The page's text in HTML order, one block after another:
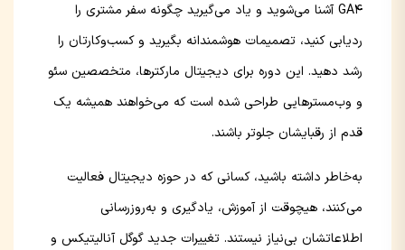
GA4 آشنا می‌شوید و یاد می‌گیرید چگونه سفر مشتری را
ردیابی کنید، تصمیمات هوشمندانه بگیرید و کسب‌وکارتان را
رشد دهید. این دوره برای دیجیتال مارکترها، متخصصین سئو
و وب‌مسترهایی طراحی شده است که می‌خواهند همیشه یک
قدم از رقبایشان جلوتر باشند.
به‌خاطر داشته باشید، کسانی که در حوزه دیجیتال فعالیت
می‌کنند، هیچوقت از آموزش، یادگیری و به‌روزرسانی
اطلاعاتشان بی‌نیاز نیستند. تغییرات جدید گوگل آنالیتیکس و